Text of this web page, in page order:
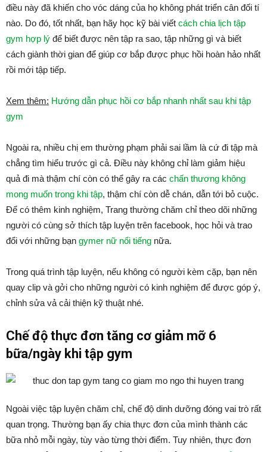
điều này đã khiến cho vóc dáng của họ không phát triển cân đối tí
nào. Do đó, tốt nhất, bạn hãy học kỹ bài viết cách chia lịch tập
gym hợp lý để biết được nên tập ra sao, tập những gì và biết
cách giành thời gian để giúp cơ bắp được phục hồi hoàn hảo nhất
rồi mới tập tiếp.
Xem thêm: Hướng dẫn phục hồi cơ bắp nhanh nhất sau khi tập
gym
Ngoài ra, nhiều chị em thường phạm phải sai lầm là cứ đi tập mà
chẳng tìm hiểu trước gì cả. Điều này không chỉ làm giảm hiệu
quả đi mà thậm chí còn có thể gây ra các chấn thương không
mong muốn trong khi tập, thậm chí còn dễ chán, dẫn tới bỏ cuộc.
Để có thêm kinh nghiệm, Trang thường chăm chỉ theo dõi những
người có cùng sở thích tập luyện trên facebook, học hỏi và trao
đổi với những bạn gymer nữ nổi tiếng nữa.
Trong quá trình tập luyện, nếu không có người kèm cặp, bạn nên
quay clip và gởi cho những người có kinh nghiệm để được góp ý,
chỉnh sửa vả cải thiện kỹ thuật nhé.
Chế độ thực đơn tăng cơ giảm mỡ 6
bữa/ngày khi tập gym
Ngoài việc tập luyện chăm chỉ, chế độ dinh dưỡng đóng vai trò rất
quan trọng. Thường bạn ấy chia thực đơn của mình thành các
bữa nhỏ mỗi ngày, tùy vào từng thời điểm. Tuy nhiên, thực đơn